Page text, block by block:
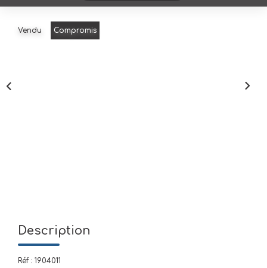
Vendu Compromis
Description
Réf : 1904011